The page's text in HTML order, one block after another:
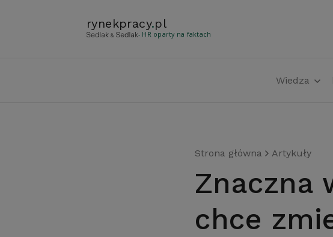
rynekpracy.pl
- HR oparty na faktach
Wiedza
Strona główna Artykuły
Znaczna większość Polaków
chce